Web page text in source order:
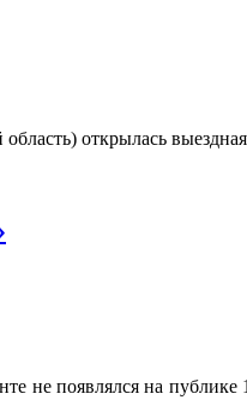
открылась
не появлялся на